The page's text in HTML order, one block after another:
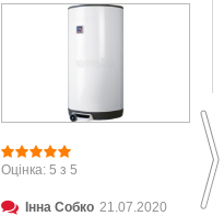
Оцінка: 5 з 5
Інна Собко 21.07.2020